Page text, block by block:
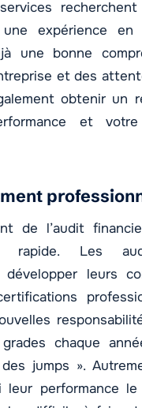
expérience en
une bonne
et des
obtenir un
et
de l’audit
rapide. Les
développer leurs
chaque
jumps ».
leur performance le